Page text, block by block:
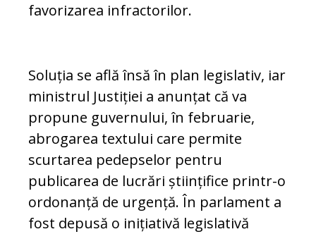
favorizarea infractorilor.
Soluția se află însă în plan legislativ, iar
ministrul Justiției a anunțat că va
propune guvernului, în februarie,
abrogarea tex­tu­lui care permite
scurtarea pedepselor pen­tru
publicarea de lucrări științifice printr-o
ordonanță de urgență. În parlament a
fost depusă o inițiativă legislativă